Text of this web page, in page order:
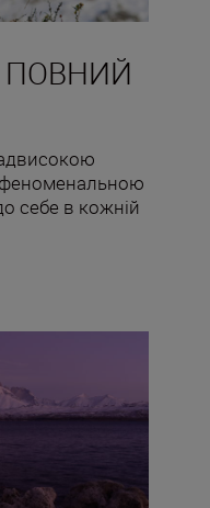
ПОВНИЙ
себе в кожній